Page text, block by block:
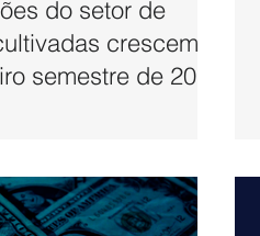
do setor de
crescem
semestre de 2025